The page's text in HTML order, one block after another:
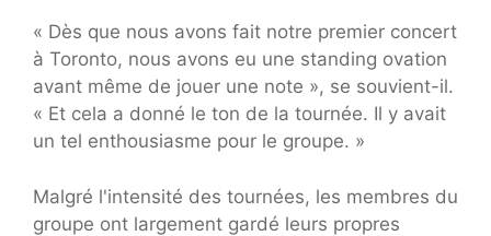
« Dès que nous avons fait notre premier concert
à Toronto, nous avons eu une standing ovation
avant même de jouer une note », se souvient-il.
« Et cela a donné le ton de la tournée. Il y avait
un tel enthousiasme pour le groupe. »
Malgré l'intensité des tournées, les membres du
groupe ont largement gardé leurs propres